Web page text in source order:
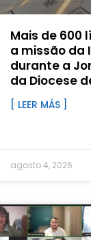
Mais de 600
a missão da
durante a
da Diocese
[ LEER MÁS ]
agosto 4, 2026